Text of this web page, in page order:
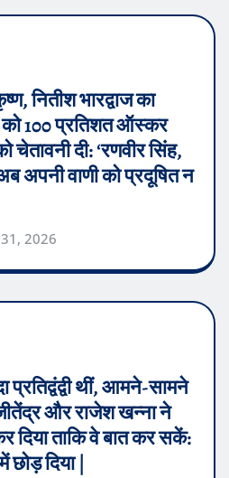
नितीश भारद्वाज का
को 100 प्रतिशत ऑस्कर
चेतावनी दी: ‘रणवीर सिंह,
अपनी वाणी को प्रदूषित न
31, 2026
प्रतिद्वंद्वी थीं, आमने-सामने
और राजेश खन्ना ने
दिया ताकि वे बात कर सकें:
छोड़ दिया |